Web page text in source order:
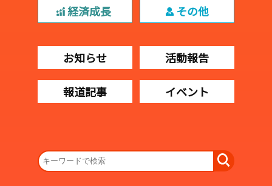
経済成長 その他
お知らせ 活動報告
報道記事 イベント